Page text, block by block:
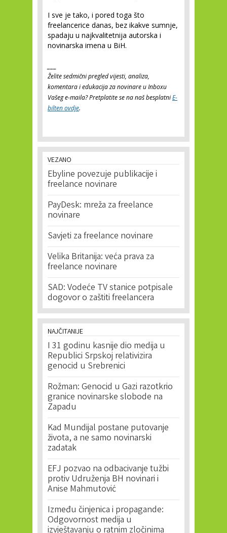
I sve je tako, i pored toga što
freelancerice danas, bez ikakve sumnje,
spadaju u najkvalitetnija autorska i
novinarska imena u BiH.
Želite sedmični pregled vijesti, analiza,
komentara i edukacija za novinare u Inboxu
Vašeg e-maila? Pretplatite se na naš besplatniE-
bilten ovdje.
VEZANO
Ebyline povezuje publikacije i
freelance novinare
PayDesk: mreža za freelance
novinare
Savjeti za freelance novinare
Velika Britanija: veća prava za
freelance novinare
SAD: Vodeće TV stanice potpisale
dogovor o zaštiti freelancera
NAJČITANIJE
I 31 godinu kasnije dio medija u
Republici Srpskoj relativizira
genocid u Srebrenici
Rožman: Genocid u Gazi razotkrio
granice novinarske slobode na
Zapadu
Kad Mundijal postane putovanje
života, a ne samo novinarski
zadatak
EFJ pozvao na odbacivanje tužbi
protiv Udruženja BH novinari i
Anise Mahmutović
Između činjenica i propagande:
Odgovornost medija u